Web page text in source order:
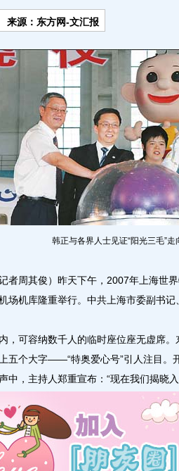
来源：东方网-文汇报
韩正与各界人士见证“阳光三毛”走
周其俊）昨天下午，2007年上海世界
场机库隆重举行。中共上海市委副书记
可容纳数千人的临时座位座无虚席。
五个大字——“特奥爱心号”引人注目。
中，主持人郑重宣布：“现在我们揭晓